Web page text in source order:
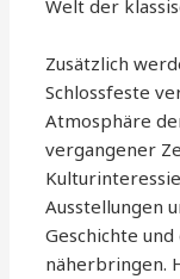
Welt der
Zusätzlich
Schlossfeste
Atmosphäre
vergangener
Ausstellungen
Geschichte
näherbringen.